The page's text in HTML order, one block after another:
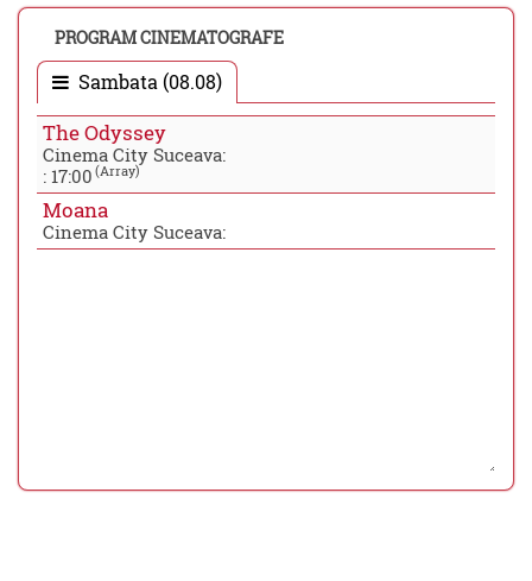
PROGRAM CINEMATOGRAFE
Sambata (08.08)
The Odyssey
Cinema City Suceava:
: 17:00 (Array)
Moana
Cinema City Suceava: